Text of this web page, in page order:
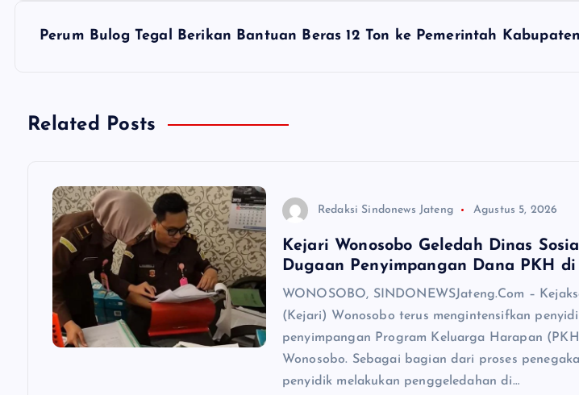
g
Perum Bulog Tegal Berikan Bantuan Beras 12 Ton ke Pemerintah
Related Posts
Redaksi Sindonews Jateng Agustus 5, 2026
Kejari Wonosobo Geledah Dinas
Dugaan Penyimpangan Dana PKH
WONOSOBO, SINDONEWSJateng.Com –
(Kejari) Wonosobo terus mengintensifkan
penyimpangan Program Keluarga Harapan
Wonosobo. Sebagai bagian dari proses
penyidik melakukan penggeledahan di…